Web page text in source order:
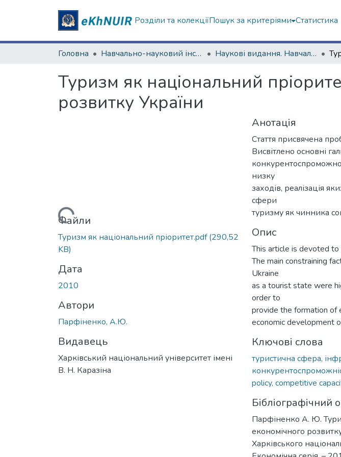
Розділи та колекціїПошук за критеріями Статистика
Головна Навчально-науковий інститут "Каразінський інститут міжнародних відносин та туристичного бізнесу" Наукові видання. Навчально-науковий інститут "Каразінський інститут міжнародних відносин та туристичного бізнесу"
Туризм як національний
розвитку України
Вантажиться...Файли
Туризм як національний пріоритет.pdf(290,52
KB)
Дата
2010
Автори
Парфіненко, А.Ю.
Видавець
Харківський національний університет імені
В. Н. Каразіна
Анотація
Стаття присвячена
Висвітлено основні
низку
заходів, реалізація
сфери
туризму як чинника
Опис
This article is devoted
The main constraining
Ukraine
as a tourist state were
order to
provide the formation of
economic development
Ключові слова
туристична сфера,
policy, competitive
Бібліографічний
Парфіненко А. Ю.
економічного
Харківського